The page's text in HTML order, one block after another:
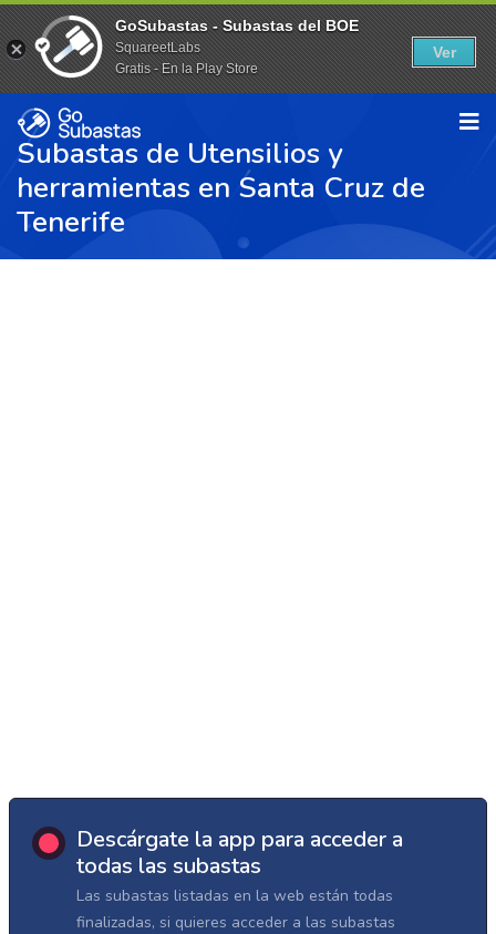
Subastas de Utensilios y
herramientas en Santa Cruz de
Tenerife
Descárgate la app para acceder a
todas las subastas
Las subastas listadas en la web están todas
finalizadas, si quieres acceder a las subastas
GoSubastas - Subastas del BOE
SquareetLabs
Gratis - En la Play Store
Ver